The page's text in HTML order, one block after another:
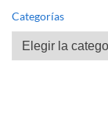
Categorías
Categorías